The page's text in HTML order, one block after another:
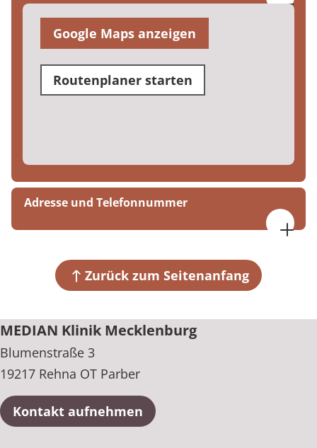
Google Maps anzeigen
Routenplaner starten
Adresse und Telefonnummer
19217 Rehna OT Parber
Zurück zum Seitenanfang
MEDIAN Klinik Mecklenburg
Blumenstraße 3
19217 Rehna OT Parber
Kontakt aufnehmen